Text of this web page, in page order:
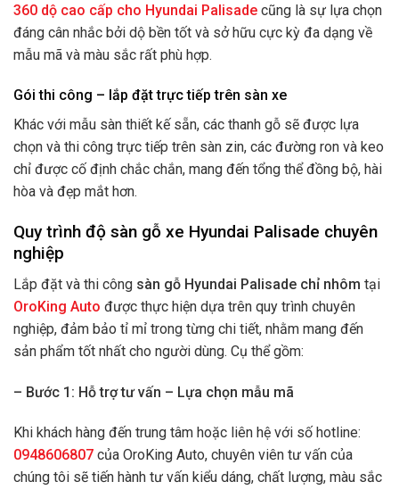
360 dộ cao cấp cho Hyundai Palisade cũng là sự lựa chọn
đáng cân nhắc bởi dộ bền tốt và sở hữu cực kỳ đa dạng về
mẫu mã và màu sắc rất phù hợp.
Gói thi công – lắp đặt trực tiếp trên sàn xe
Khác với mẫu sàn thiết kế sẵn, các thanh gỗ sẽ được lựa
chọn và thi công trực tiếp trên sàn zin, các đường ron và keo
chỉ được cố định chắc chắn, mang đến tổng thể đồng bộ, hài
hòa và đẹp mắt hơn.
Quy trình độ sàn gỗ xe Hyundai Palisade chuyên
nghiệp
Lắp đặt và thi công sàn gỗ Hyundai Palisade chỉ nhôm tại
OroKing Auto được thực hiện dựa trên quy trình chuyên
nghiệp, đảm bảo tỉ mỉ trong từng chi tiết, nhằm mang đến
sản phẩm tốt nhất cho người dùng. Cụ thể gồm:
– Bước 1: Hỗ trợ tư vấn – Lựa chọn mẫu mã
Khi khách hàng đến trung tâm hoặc liên hệ với số hotline:
0948606807 của OroKing Auto, chuyên viên tư vấn của
chúng tôi sẽ tiến hành tư vấn kiểu dáng, chất lượng, màu sắc